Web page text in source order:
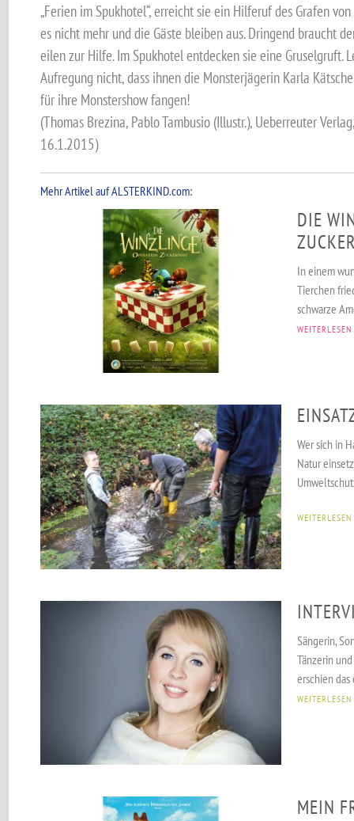
„Ferien im Spukhotel“, erreicht sie ein Hilferuf des Grafen
es nicht mehr und die Gäste bleiben aus. Dringend braucht
eilen zur Hilfe. Im Spukhotel entdecken sie eine Gruselgruft.
Aufregung nicht, dass ihnen die Monsterjägerin Karla
für ihre Monstershow fangen!
(Thomas Brezina, Pablo Tambusio (Illustr.), Ueberreuter
16.1.2015)
Mehr Artikel auf ALSTERKIND.com:
DIE
In einem
Tierchen
schwarze
WEITERLESEN
Wer sich in
Natur
WEITERLESEN
Sängerin,
Tänzerin
erschien
WEITERLESEN
MEIN